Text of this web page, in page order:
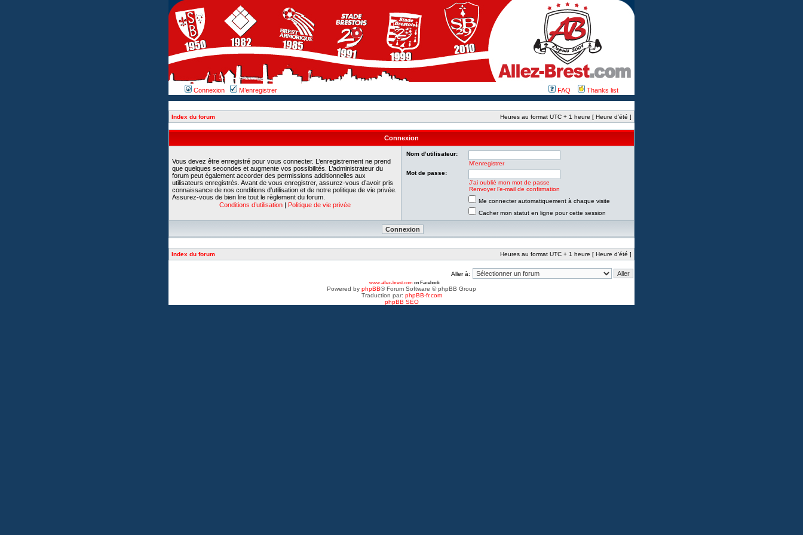
Connexion M’enregistrer FAQ Thanks list
Index du forum Heures au format UTC + 1 heure [ Heure d’été ]
Connexion
Vous devez être enregistré pour vous connecter. L’enregistrement ne prend
que quelques secondes et augmente vos possibilités. L’administrateur du
forum peut également accorder des permissions additionnelles aux
utilisateurs enregistrés. Avant de vous enregistrer, assurez-vous d’avoir pris
connaissance de nos conditions d’utilisation et de notre politique de vie privée.
Assurez-vous de bien lire tout le règlement du forum.
Conditions d’utilisation | Politique de vie privée
Nom d’utilisateur:
M’enregistrer
Mot de passe:
J’ai oublié mon mot de passe
Renvoyer l’e-mail de confirmation
Me connecter automatiquement à chaque visite
Cacher mon statut en ligne pour cette session
Index du forum Heures au format UTC + 1 heure [ Heure d’été ]
Aller à:
www.allez-brest.com on Facebook
Powered by phpBB® Forum Software © phpBB Group
Traduction par: phpBB-fr.com
phpBB SEO